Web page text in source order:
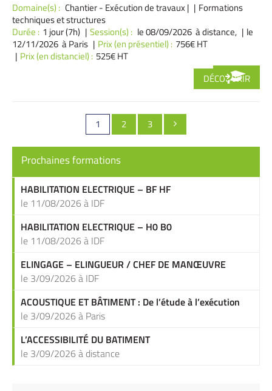
Domaine(s) : Chantier - Exécution de travaux|
Formations
techniques et structures
Durée : 1 jour (7h) Session(s) : le 08/09/2026 à distance,
le
12/11/2026 à Paris
Prix (en présentiel) : 756€ HT
Prix (en distanciel) : 525€ HT
DÉCOUVRIR
des
publications
Page
1 PAGE
2 PAGE
3 
Prochaines formations
HABILITATION ELECTRIQUE – BF HF
le 11/08/2026 à IDF
HABILITATION ELECTRIQUE – H0 B0
le 11/08/2026 à IDF
ELINGAGE – ELINGUEUR / CHEF DE MANŒUVRE
le 3/09/2026 à IDF
ACOUSTIQUE ET BÂTIMENT : De l’étude à l’exécution
le 3/09/2026 à Paris
L’ACCESSIBILITÉ DU BATIMENT
le 3/09/2026 à distance